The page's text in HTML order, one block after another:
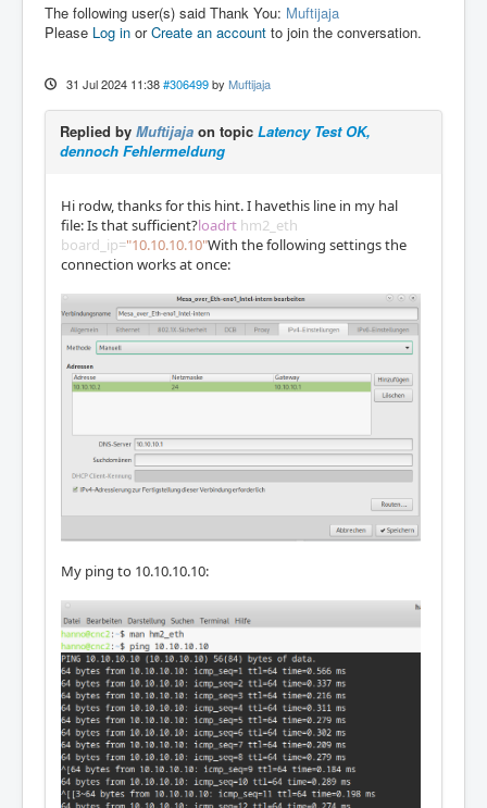
The following user(s) said Thank You: Muftijaja
Please Log in orCreate an account to join the conversation.
31 Jul 2024 11:38 #306499 by Muftijaja
Replied by Muftijaja on topic Latency Test OK,
dennoch Fehlermeldung
Hi rodw, thanks for this hint. I havethis line in my hal
file: Is that sufficient?loadrt hm2_eth
board_ip="10.10.10.10"With the following settings the
connection works at once:
My ping to 10.10.10.10: